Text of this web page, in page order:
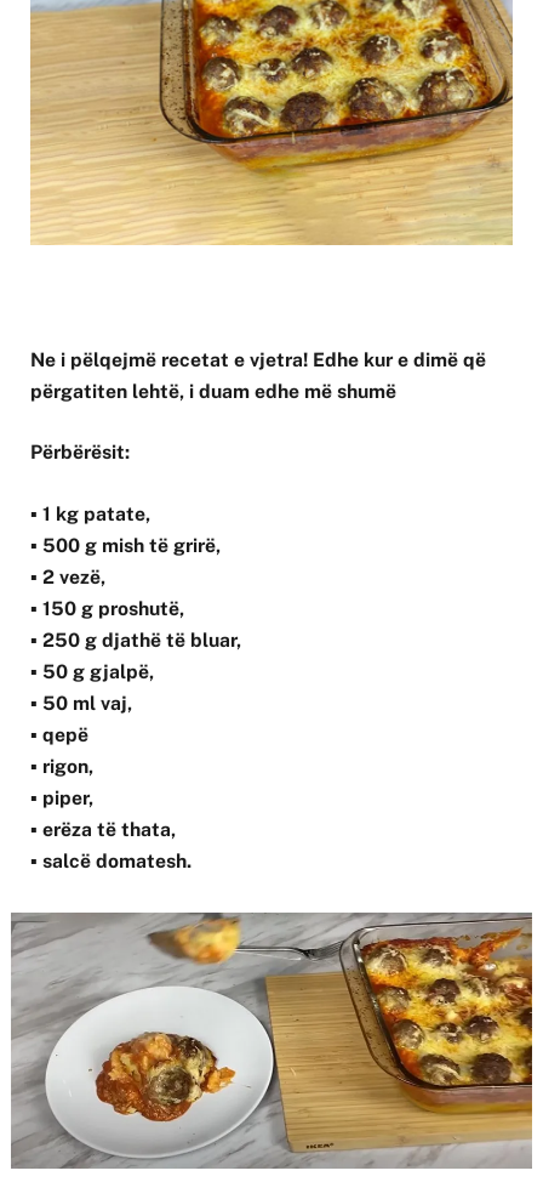
Ne i pëlqejmë recetat e vjetra! Edhe kur e dimë që
përgatiten lehtë, i duam edhe më shumë
Përbërësit:
▪ 1 kg patate,
▪ 500 g mish të grirë,
▪ 2 vezë,
▪ 150 g proshutë,
▪ 250 g djathë të bluar,
▪ 50 g gjalpë,
▪ 50 ml vaj,
▪ qepë
▪ rigon,
▪ piper,
▪ erëza të thata,
▪ salcë domatesh.